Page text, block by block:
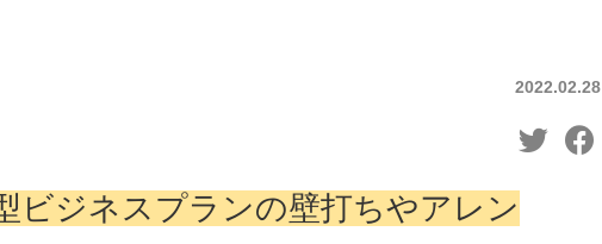
2022.02.28
ビジネスプランの壁打ちやアレン